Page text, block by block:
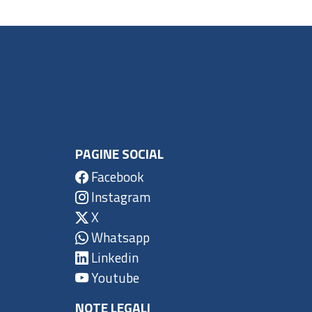
PAGINE SOCIAL
Facebook
Instagram
X
Whatsapp
Linkedin
Youtube
NOTE LEGALI